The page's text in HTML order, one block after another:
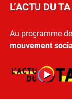
L’ACTU DU TA
Au programme
mouvement